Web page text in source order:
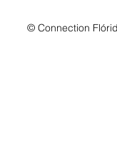
© Connection